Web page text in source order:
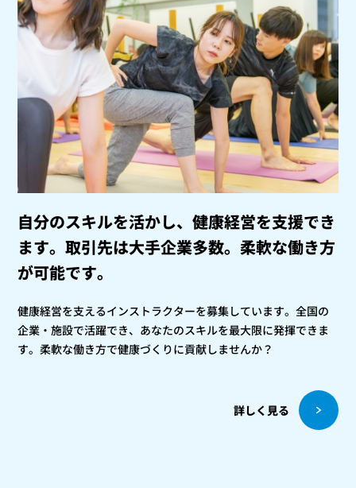
自分のスキルを活かし、健康経営を支援でき
ます。取引先は大手企業多数。柔軟な働き方
が可能です。
健康経営を支えるインストラクターを募集しています。全国の
企業・施設で活躍でき、あなたのスキルを最大限に発揮できま
す。柔軟な働き方で健康づくりに貢献しませんか？
詳しく見る